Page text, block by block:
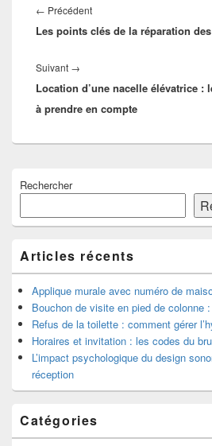
de
l’article
← PrécédentArticle
précédent :
Les points clés de la réparation
Suivant →
suivant :
Location d’une nacelle élévatrice :
à prendre en compte
principale
widget
pour
barre
latérale
Rechercher
Articles récents
Applique murale avec numéro de
Bouchon de visite en pied de colonne
Refus de la toilette : comment gérer
Horaires et invitation : les codes du
L’impact psychologique du design
réception
Catégories